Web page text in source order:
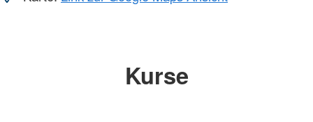
Kurse